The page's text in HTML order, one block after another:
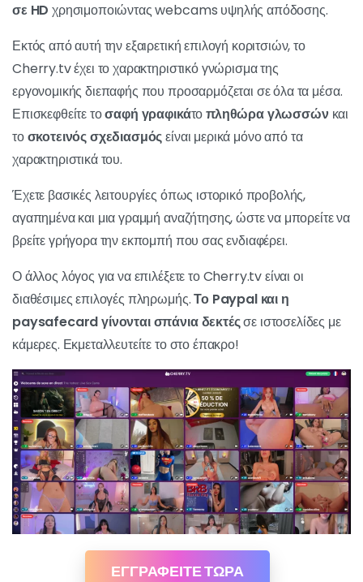
σε HD χρησιμοποιώντας webcams υψηλής απόδοσης.
Εκτός από αυτή την εξαιρετική επιλογή κοριτσιών, το
Cherry.tv έχει το χαρακτηριστικό γνώρισμα της
εργονομικής διεπαφής που προσαρμόζεται σε όλα τα μέσα.
Επισκεφθείτε τοσαφή γραφικάτοπληθώρα γλωσσώνκαι
τοσκοτεινός σχεδιασμόςείναι μερικά μόνο από τα
χαρακτηριστικά του.
Έχετε βασικές λειτουργίες όπως ιστορικό προβολής,
αγαπημένα και μια γραμμή αναζήτησης, ώστε να μπορείτε να
βρείτε γρήγορα την εκπομπή που σας ενδιαφέρει.
Ο άλλος λόγος για να επιλέξετε το Cherry.tv είναι οι
διαθέσιμες επιλογές πληρωμής.Το Paypal και η
paysafecard γίνονται σπάνια δεκτέςσε ιστοσελίδες με
κάμερες. Εκμεταλλευτείτε το στο έπακρο!
ΕΓΓΡΑΦΕΙΤΕ ΤΩΡΑ